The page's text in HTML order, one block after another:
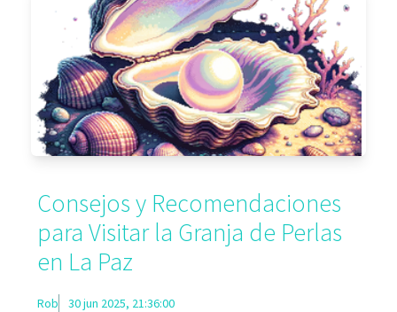
Consejos y Recomendaciones
para Visitar la Granja de Perlas
en La Paz
Rob 30 jun 2025, 21:36:00